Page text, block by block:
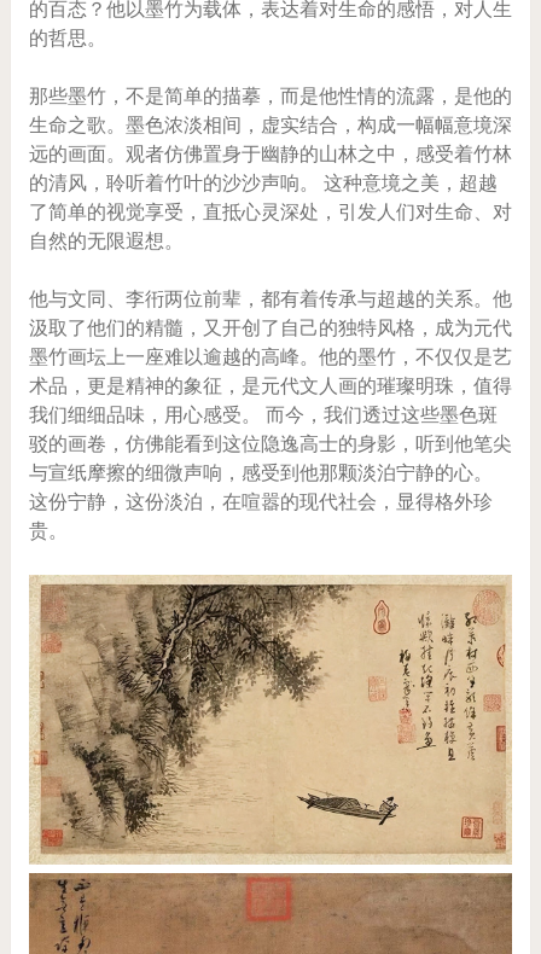
的百态？他以墨竹为载体，表达着对生命的感悟，对人生
的哲思。
那些墨竹，不是简单的描摹，而是他性情的流露，是他的
生命之歌。墨色浓淡相间，虚实结合，构成一幅幅意境深
远的画面。观者仿佛置身于幽静的山林之中，感受着竹林
的清风，聆听着竹叶的沙沙声响。 这种意境之美，超越
了简单的视觉享受，直抵心灵深处，引发人们对生命、对
自然的无限遐想。
他与文同、李衎两位前辈，都有着传承与超越的关系。他
汲取了他们的精髓，又开创了自己的独特风格，成为元代
墨竹画坛上一座难以逾越的高峰。他的墨竹，不仅仅是艺
术品，更是精神的象征，是元代文人画的璀璨明珠，值得
我们细细品味，用心感受。 而今，我们透过这些墨色斑
驳的画卷，仿佛能看到这位隐逸高士的身影，听到他笔尖
与宣纸摩擦的细微声响，感受到他那颗淡泊宁静的心。
这份宁静，这份淡泊，在喧嚣的现代社会，显得格外珍
贵。